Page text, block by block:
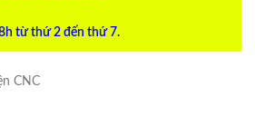
từ thứ 2 đến thứ 7.
CNC